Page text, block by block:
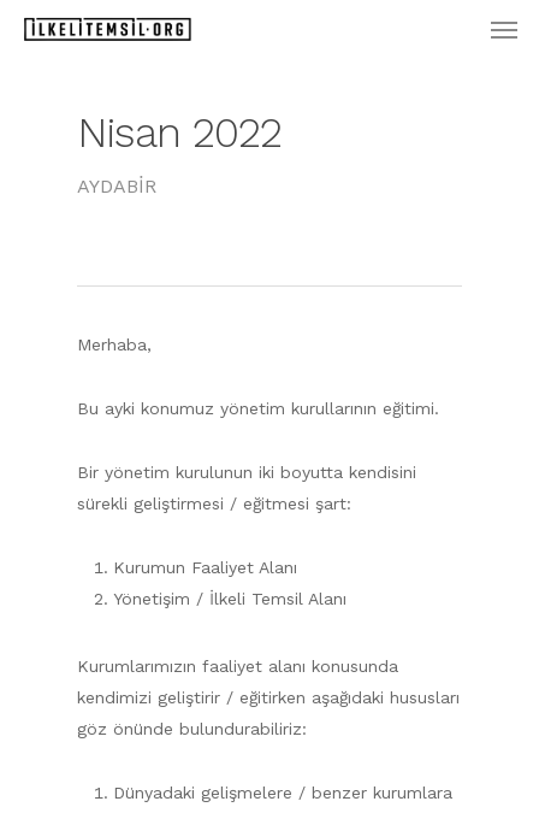
Skip
Nisan 2022
AYDABİR
Merhaba,
Bu ayki konumuz yönetim kurullarının eğitimi.
Bir yönetim kurulunun iki boyutta kendisini
sürekli geliştirmesi / eğitmesi şart:
Kurumun Faaliyet Alanı
Yönetişim / İlkeli Temsil Alanı
Kurumlarımızın faaliyet alanı konusunda
kendimizi geliştirir / eğitirken aşağıdaki hususları
göz önünde bulundurabiliriz:
Dünyadaki gelişmelere / benzer kurumlara